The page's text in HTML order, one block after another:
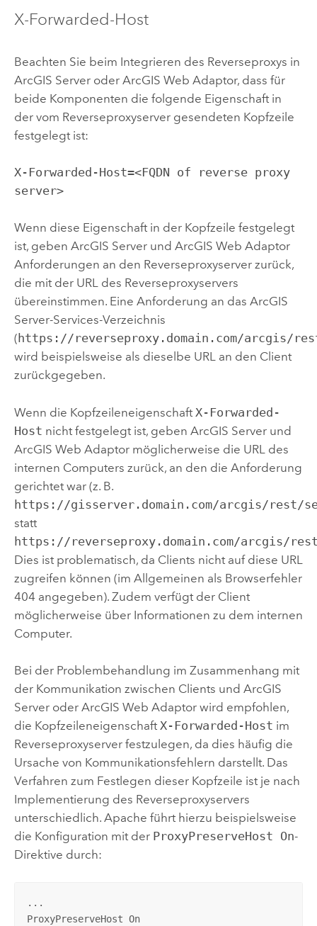
X-Forwarded-Host
Beachten Sie beim Integrieren des Reverseproxys in
ArcGIS Serveroder ArcGIS Web Adaptor, dass für
beide Komponenten die folgende Eigenschaft in
der vom Reverseproxyserver gesendeten Kopfzeile
festgelegt ist:
X-Forwarded-Host=<FQDN of reverse proxy
server>
Wenn diese Eigenschaft in der Kopfzeile festgelegt
ist, geben ArcGIS Serverund ArcGIS Web Adaptor
Anforderungen an den Reverseproxyserver zurück,
die mit der URL des Reverseproxyservers
übereinstimmen. Eine Anforderung an das ArcGIS
Server-Services-Verzeichnis
( https://reverseproxy.domain.com/arcgis/
wird beispielsweise als dieselbe URL an den Client
zurückgegeben.
Wenn die Kopfzeileneigenschaft X-Forwarded-
Host nicht festgelegt ist, geben ArcGIS Serverund
ArcGIS Web Adaptormöglicherweise die URL des
internen Computers zurück, an den die Anforderung
gerichtet war (z. B.
https://gisserver.domain.com/arcgis/rest/
statt
https://reverseproxy.domain.com/arcgis/
Dies ist problematisch, da Clients nicht auf diese URL
zugreifen können (im Allgemeinen als Browserfehler
404 angegeben). Zudem verfügt der Client
möglicherweise über Informationen zu dem internen
Computer.
Bei der Problembehandlung im Zusammenhang mit
der Kommunikation zwischen Clients und ArcGIS
Serveroder ArcGIS Web Adaptorwird empfohlen,
die Kopfzeileneigenschaft X-Forwarded-Host im
Reverseproxyserver festzulegen, da dies häufig die
Ursache von Kommunikationsfehlern darstellt. Das
Verfahren zum Festlegen dieser Kopfzeile ist je nach
Implementierung des Reverseproxyservers
unterschiedlich. Apache führt hierzu beispielsweise
die Konfiguration mit der ProxyPreserveHost On-
Direktive durch:
...
ProxyPreserveHost On